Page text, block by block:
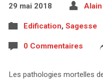
29 mai 2018
Edification, Sagesse
0 Commentaires
Les pathologies mortelles